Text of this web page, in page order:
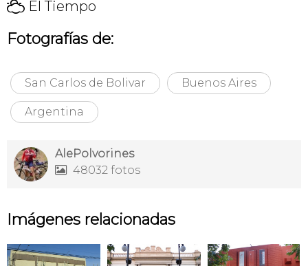
H El Tiempo
Fotografías de:
San Carlos de Bolivar Buenos Aires
Argentina
AlePolvorines
 48032 fotos
Imágenes relacionadas